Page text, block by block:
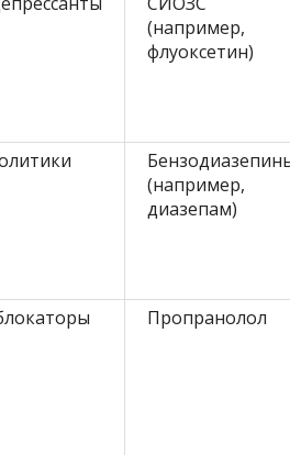
(например,
флуоксетин)
(например,
диазепам)
Пропранолол